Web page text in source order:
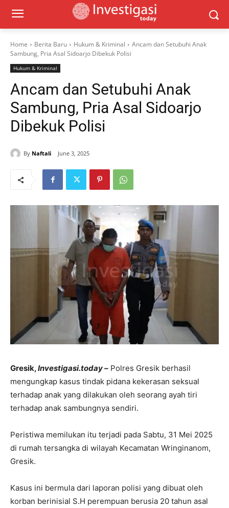
Home Berita Baru Hukum & Kriminal
Ancam dan Setubuhi Anak
Sambung, Pria Asal Sidoarjo Dibekuk Polisi
Hukum & Kriminal
Ancam dan Setubuhi Anak
Sambung, Pria Asal Sidoarjo
Dibekuk Polisi
By Naftali June 3, 2025
Gresik,Investigasi.today – Polres Gresik berhasil
mengungkap kasus tindak pidana kekerasan seksual
terhadap anak yang dilakukan oleh seorang ayah tiri
terhadap anak sambungnya sendiri.
Peristiwa memilukan itu terjadi pada Sabtu, 31 Mei 2025
di rumah tersangka di wilayah Kecamatan Wringinanom,
Gresik.
Kasus ini bermula dari laporan polisi yang dibuat oleh
korban berinisial S.H perempuan berusia 20 tahun asal